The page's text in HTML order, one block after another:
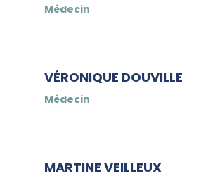
Médecin
VÉRONIQUE DOUVILLE
Médecin
MARTINE VEILLEUX